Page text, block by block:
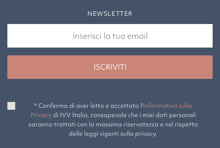
NEWSLETTER
* Confermo di aver letto e accettato l'Informativa sulla
Privacydi IVV Italia, consapevole che i miei dati personali
saranno trattati con la massima riservatezza e nel rispetto
delle leggi vigenti sulla privacy.